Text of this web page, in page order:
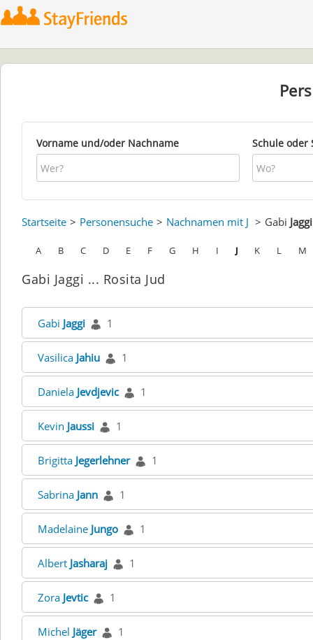
Vorname und/oder Nachname Schule oder
Startseite Personensuche Nachnamen mit J Gabi Jaggi
A B C D E F G H I J K L M
Gabi Jaggi ... Rosita Jud
Gabi Jaggi 1
Vasilica Jahiu 1
Daniela Jevdjevic 1
Kevin Jaussi 1
Brigitta Jegerlehner 1
Sabrina Jann 1
Madelaine Jungo 1
Albert Jasharaj 1
Zora Jevtic 1
Michel Jäger 1